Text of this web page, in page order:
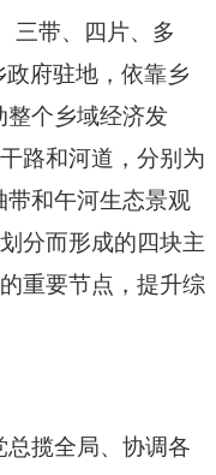
三带、四片、多
政府驻地，依靠乡
整个乡域经济发
路和河道，分别为
和午河生态景观
分而形成的四块主
重要节点，提升综
揽全局、协调各